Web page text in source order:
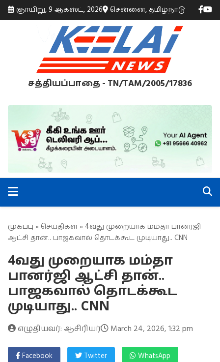
ஞாயிறு, 9 ஆகஸ்ட், 2026 சென்னை, தமிழ்நாடு
சத்தியப்பாதை - TN/TAM/2005/17836
முகப்பு » செய்திகள் » 4வது முறையாக மம்தா பானர்ஜி
ஆட்சி தான்.. பாஜகவால் தொடக்கூட முடியாது.. CNN
4வது முறையாக மம்தா
பானர்ஜி ஆட்சி தான்..
பாஜகவால் தொடக்கூட
முடியாது.. CNN
எழுதியவர்: ஆசிரியர் March 24, 2026, 1:32 pm
Facebook Twitter WhatsApp